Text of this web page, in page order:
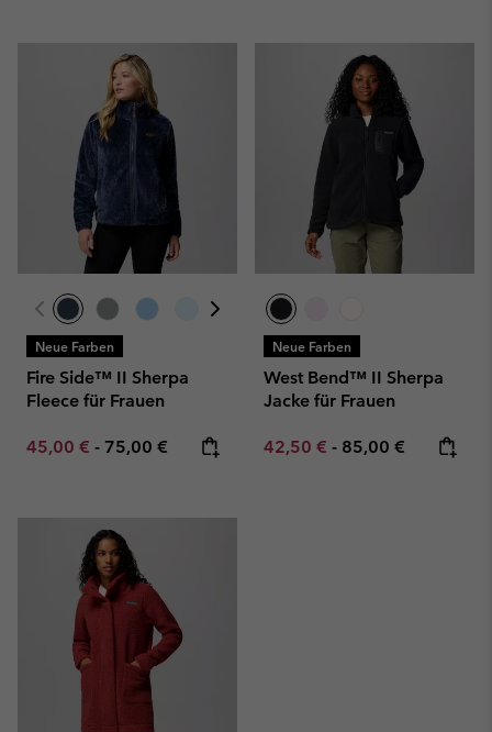
Neue Farben
Fire Side™ II Sherpa
Fleece für Frauen
Minimum sale price:
45,00 € - Maximum price:
75,00 €
Neue Farben
West Bend™ II Sherpa
Jacke für Frauen
Minimum sale price:
42,50 € - Maximum price:
85,00 €